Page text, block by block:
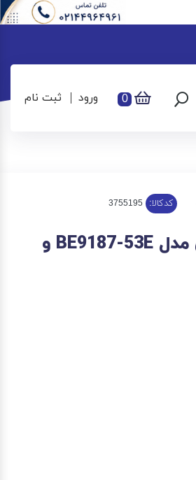
0 ورود ثبت نام
کدکالا:
ساعت مچی ست سیتیزن مدل BE9187-53E و